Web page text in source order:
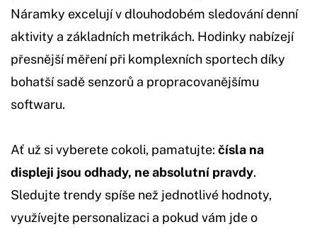
Náramky excelují v dlouhodobém sledování denní
aktivity a základních metrikách. Hodinky nabízejí
přesnější měření při komplexních sportech díky
bohatší sadě senzorů a propracovanějšímu
softwaru.
Ať už si vyberete cokoli, pamatujte: čísla na
displeji jsou odhady, ne absolutní pravdy.
Sledujte trendy spíše než jednotlivé hodnoty,
využívejte personalizaci a pokud vám jde o